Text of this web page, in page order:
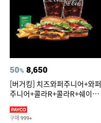
50% 8,650
[버거킹] 치즈와퍼주니어+와퍼
주니어+콜라R+콜라R+쉐이킹
구매 999+